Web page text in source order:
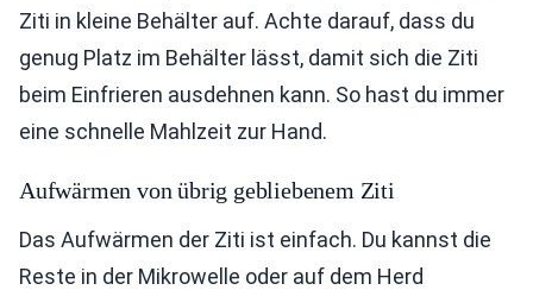
Ziti in kleine Behälter auf. Achte darauf, dass du
genug Platz im Behälter lässt, damit sich die Ziti
beim Einfrieren ausdehnen kann. So hast du immer
eine schnelle Mahlzeit zur Hand.
Aufwärmen von übrig gebliebenem Ziti
Das Aufwärmen der Ziti ist einfach. Du kannst die
Reste in der Mikrowelle oder auf dem Herd